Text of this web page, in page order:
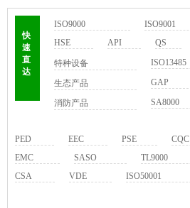
快
速
直
达
ISO9000 ISO9001
HSE
API QS
特种设备
ISO13485
生态产品
GAP
消防产品
SA8000
PED EEC PSE CQC
EMC
SASO TL9000
CSA
VDE ISO50001